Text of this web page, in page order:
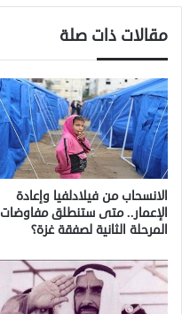
مقالات ذات صلة
الانسحاب من فيلادلفيا وإعادة
الإعمار.. متى ستنطلق مفاوضات
المرحلة الثانية لصفقة غزة؟